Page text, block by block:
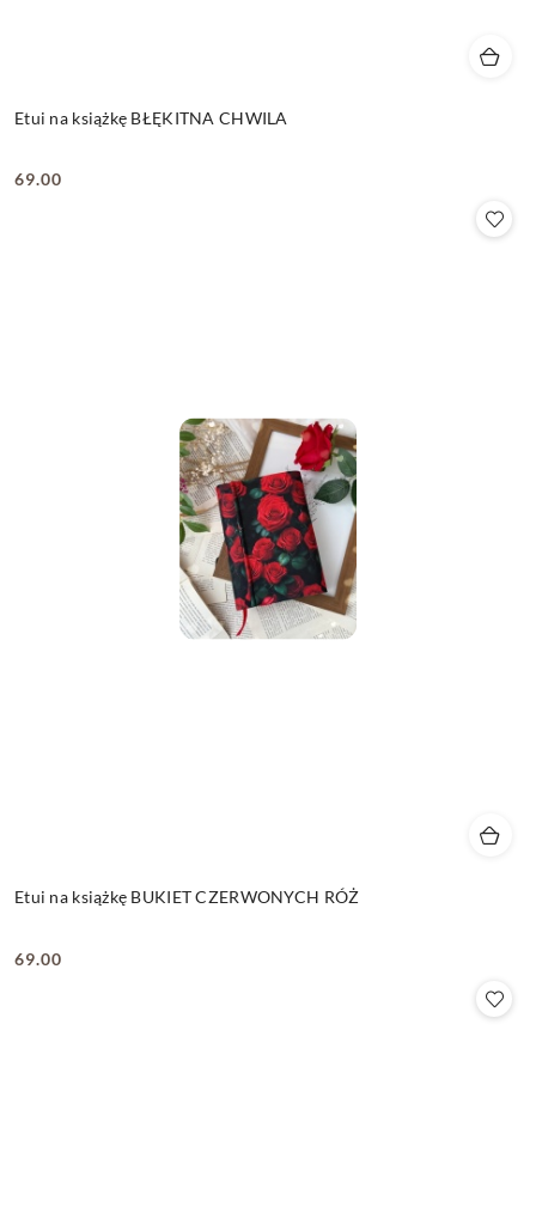
Etui na książkę BŁĘKITNA CHWILA
Cena:
69.00
Etui na książkę BUKIET CZERWONYCH RÓŻ
Cena:
69.00